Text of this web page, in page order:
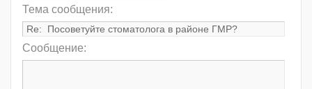
Тема сообщения:
Сообщение: